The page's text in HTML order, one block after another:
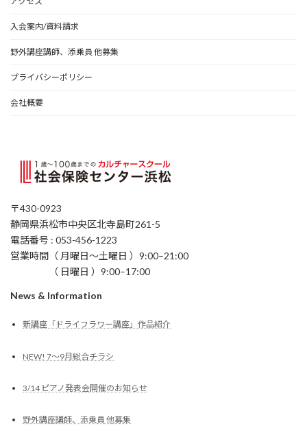
入会案内/資料請求
野外講座講師、添乗員 他募集
プライバシーポリシー
会社概要
〒430-0923
静岡県浜松市中央区北寺島町261-5
電話番号 : 053-456-1223
営業時間（ 月曜日〜土曜日 ）9:00–21:00
（ 日曜日 ）9:00–17:00
News & Information
新講座「ドライフラワー講座」作品紹介
NEW! 7〜9月総合チラシ
3/14 ピアノ発表会開催のお知らせ
野外講座講師、添乗員 他募集